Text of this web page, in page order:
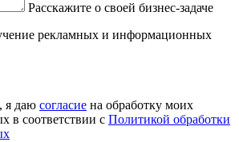
Расскажите о своей бизнес-задаче
рекламных и информационных
я даю согласие на обработку моих
в соответствии с Политикой обработки